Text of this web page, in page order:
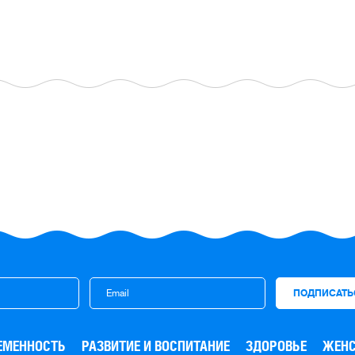
РАЗВИТИЕ И ВОСПИТАНИЕ ЗДОРОВЬЕ